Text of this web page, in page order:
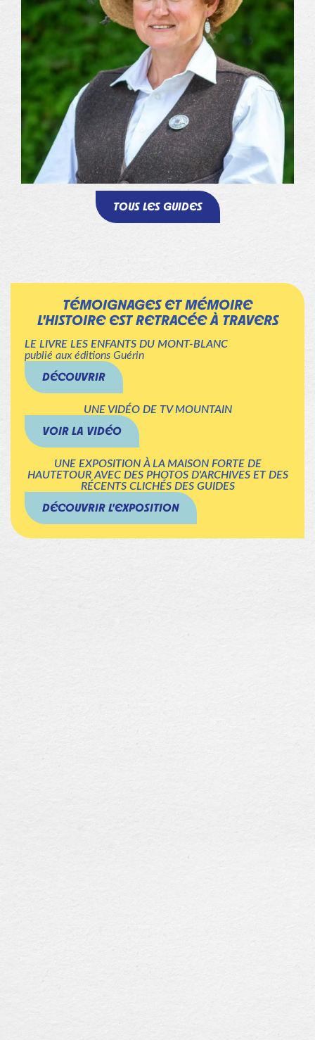
LADA BRAUD
Accompagnatrice en montagne
TOUS LES GUIDES
TÉMOIGNAGES ET MÉMOIRE
L'HISTOIRE EST RETRACÉE À TRAVERS
LE LIVRE LES ENFANTS DU MONT-BLANC
publié aux éditions Guérin
DÉCOUVRIR
UNE VIDÉO DE TV MOUNTAIN
VOIR LA VIDÉO
UNE EXPOSITION À LA MAISON FORTE DE
HAUTETOUR AVEC DES PHOTOS D'ARCHIVES ET DES
RÉCENTS CLICHÉS DES GUIDES
DÉCOUVRIR L'EXPOSITION